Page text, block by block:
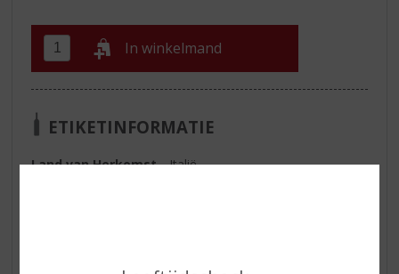
In winkelmand
ETIKETINFORMATIE
Land van Herkomst
Italië